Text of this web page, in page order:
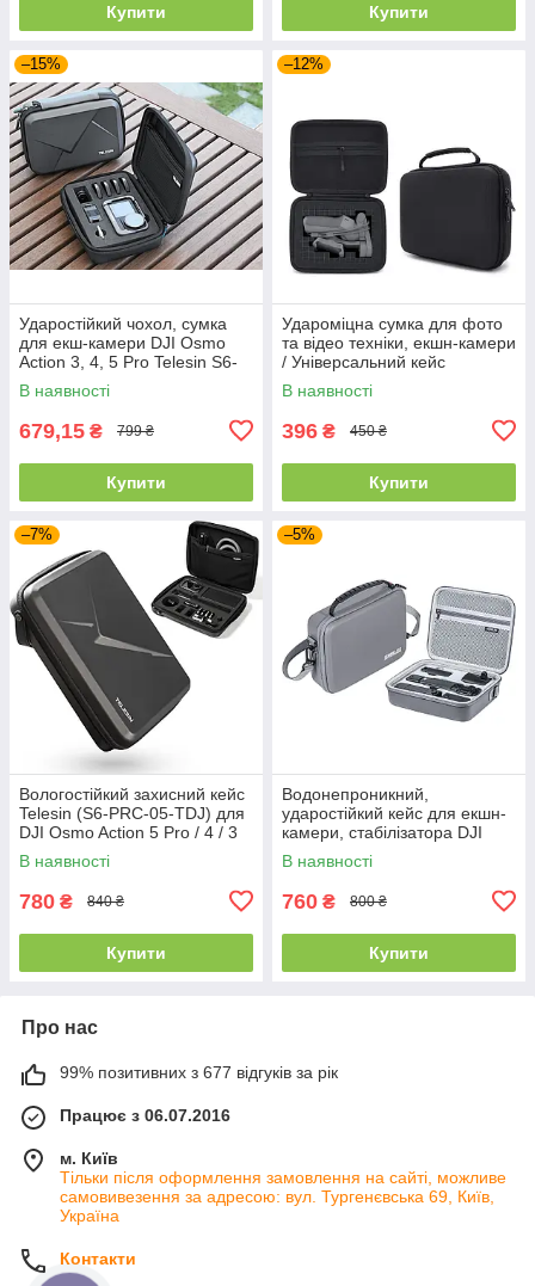
Купити Купити
–15%
Ударостійкий чохол, сумка
для екш-камери DJI Osmo
Action 3, 4, 5 Pro Telesin S6-
PRC-06-TDJ
В наявності
679,15 ₴ 799 ₴
Купити
–12%
Удароміцна сумка для фото
та відео техніки, екшн-камери
/ Універсальний кейс
органайзер 22,5х17х7 см.
В наявності
396 ₴ 450 ₴
Купити
–7%
Вологостійкий захисний кейс
Telesin (S6-PRC-05-TDJ) для
DJI Osmo Action 5 Pro / 4 / 3
та аксесуарів
В наявності
780 ₴ 840 ₴
Купити
–5%
Водонепроникний,
ударостійкий кейс для екшн-
камери, стабілізатора DJI
Osmo Pocket 3, сірий,
STARTRC
В наявності
760 ₴ 800 ₴
Купити
Про нас
99% позитивних з 677 відгуків за рік
Працює з 06.07.2016
м. Київ
Тільки після оформлення замовлення на сайті, можливе
самовивезення за адресою: вул. Тургенєвська 69, Київ,
Україна
Контакти